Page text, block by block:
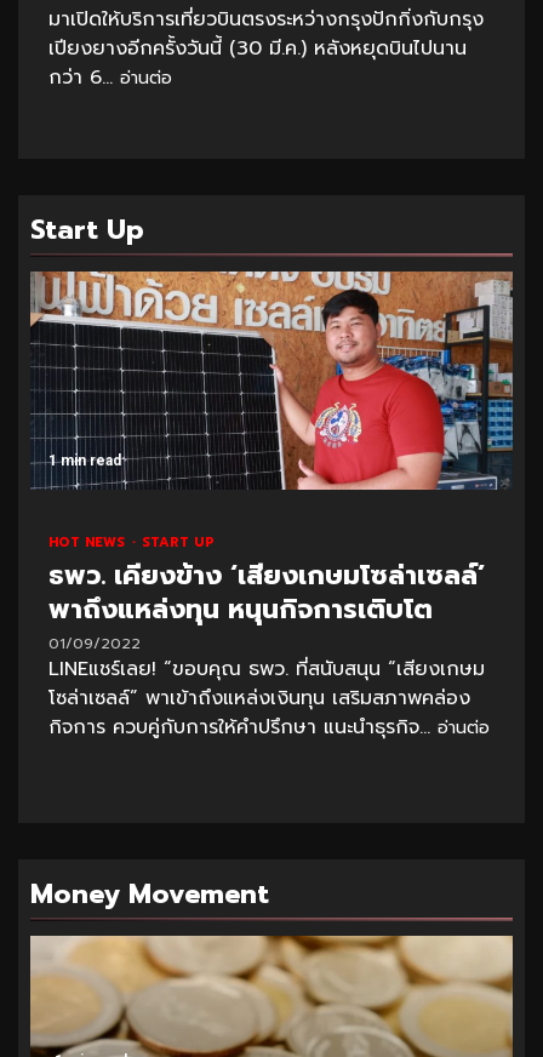
มาเปิดให้บริการเที่ยวบินตรงระหว่างกรุงปักกิ่งกับกรุง
เปียงยางอีกครั้งวันนี้ (30 มี.ค.) หลังหยุดบินไปนาน
กว่า 6... อ่านต่อ
Start Up
1 min read
HOT NEWS START UP
ธพว. เคียงข้าง ‘เสียงเกษมโซล่าเซลล์’
พาถึงแหล่งทุน หนุนกิจการเติบโต
01/09/2022
LINEแชร์เลย! “ขอบคุณ ธพว. ที่สนับสนุน “เสียงเกษม
โซล่าเซลล์” พาเข้าถึงแหล่งเงินทุน เสริมสภาพคล่อง
กิจการ ควบคู่กับการให้คำปรึกษา แนะนำธุรกิจ... อ่านต่อ
Money Movement